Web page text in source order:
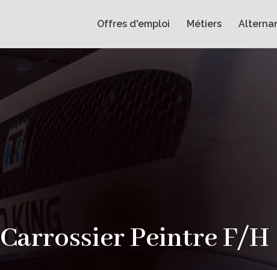
Offres d'emploi Métiers
Carrossier Peintre F/H